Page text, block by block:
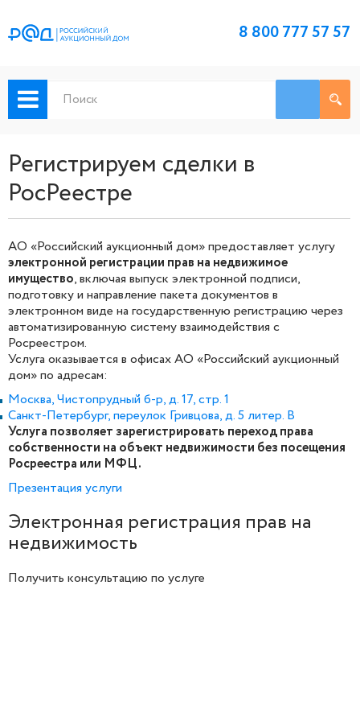
8 800 777 57 57
Регистрируем сделки в
РосРеестре
АО «Российский аукционный дом» предоставляет услугу
электронной регистрации прав на недвижимое
имущество, включая выпуск электронной подписи,
подготовку и направление пакета документов в
электронном виде на государственную регистрацию через
автоматизированную систему взаимодействия с
Росреестром.
Услуга оказывается в офисах АО «Российский аукционный
дом» по адресам:
Москва, Чистопрудный б-р, д. 17, стр. 1
Санкт-Петербург, переулок Гривцова, д. 5 литер. В
Услуга позволяет зарегистрировать переход права
собственности на объект недвижимости без посещения
Росреестра или МФЦ.
Презентация услуги
Электронная регистрация прав на
недвижимость
Получить консультацию по услуге